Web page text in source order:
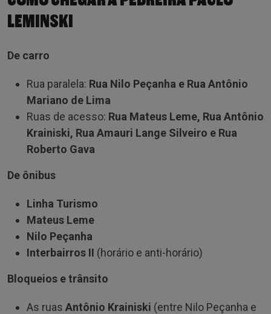
LEMINSKI
De carro
Rua paralela: Rua Nilo Peçanha e Rua Antônio
Mariano de Lima
Ruas de acesso: Rua Mateus Leme, Rua Antônio
Krainiski, Rua Amauri Lange Silveiro e Rua
Roberto Gava
De ônibus
Linha Turismo
Mateus Leme
Nilo Peçanha
Interbairros II (horário e anti-horário)
Bloqueios e trânsito
As ruas Antônio Krainiski (entre Nilo Peçanha e